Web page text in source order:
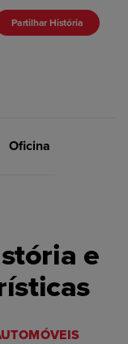
Partilhar História
Oficina
e